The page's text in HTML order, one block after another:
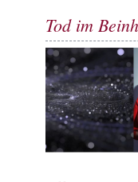
Tod im